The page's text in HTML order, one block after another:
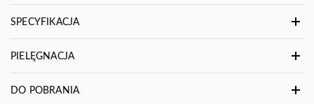
SPECYFIKACJA
PIELĘGNACJA
DO POBRANIA